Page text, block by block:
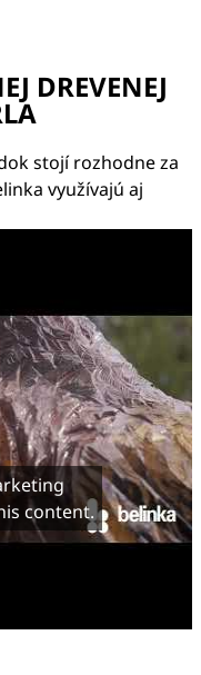
DREVENEJ
stojí rozhodne za
využívajú aj
content.